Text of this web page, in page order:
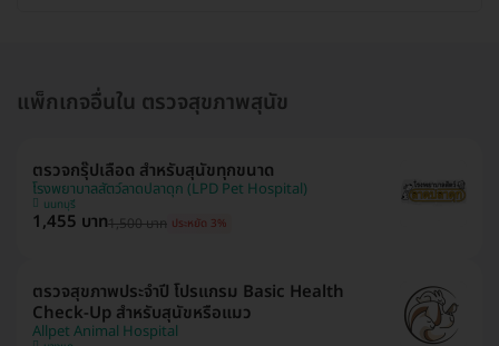
แพ็กเกจอื่นใน ตรวจสุขภาพสุนัข
ตรวจกรุ๊ปเลือด สำหรับสุนัขทุกขนาด
โรงพยาบาลสัตว์ลาดปลาดุก (LPD Pet Hospital)
นนทบุรี
1,455 บาท1,500 บาท ประหยัด 3%
ตรวจสุขภาพประจำปี โปรแกรม Basic Health
Check-Up สำหรับสุนัขหรือแมว
Allpet Animal Hospital